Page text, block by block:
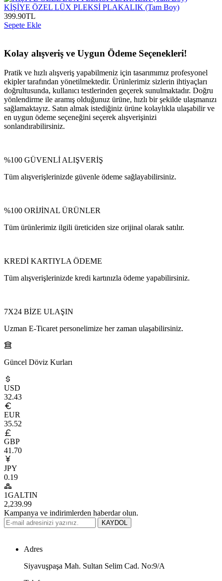
KİŞİYE ÖZEL LÜX PLEKSİ PLAKALIK (Tam Boy)
399.90TL
Sepete Ekle
Kolay alışveriş ve Uygun Ödeme Seçenekleri!
Pratik ve hızlı alışveriş yapabilmeniz için tasarımımız profesyonel
ekipler tarafından yönetilmektedir. Ürünlerimiz sizlerin ihtiyaçları
doğrultusunda, kullanıcı testlerinden geçerek sunulmaktadır. Doğru
yönlendirme ile aramış olduğunuz ürüne, hızlı bir şekilde ulaşmanızı
sağlamaktayız. Satın almak istediğiniz ürüne kolaylıkla ulaşabilir ve
en uygun ödeme seçeneğini seçerek alışverişinizi
sonlandırabilirsiniz.
%100 GÜVENLİ ALIŞVERİŞ
Tüm alışverişlerinizde güvenle ödeme sağlayabilirsiniz.
%100 ORİJİNAL ÜRÜNLER
Tüm ürünlerimiz ilgili üreticiden size orijinal olarak satılır.
KREDİ KARTIYLA ÖDEME
Tüm alışverişlerinizde kredi kartınızla ödeme yapabilirsiniz.
7X24 BİZE ULAŞIN
Uzman E-Ticaret personelimize her zaman ulaşabilirsiniz.
Güncel Döviz Kurları
USD
32.43
EUR
35.52
GBP
41.70
JPY
0.19
1GALTIN
2,239.99
Kampanya ve indirimlerden haberdar olun.
KAYDOL
Adres
Siyavuşpaşa Mah. Sultan Selim Cad. No:9/A